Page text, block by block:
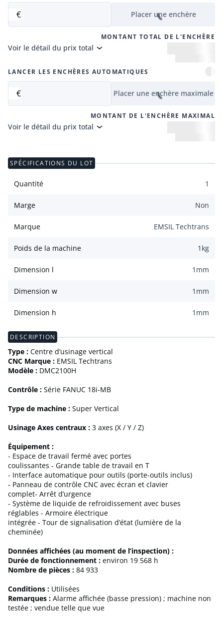
€ Placer une enchère
MONTANT TOTAL DE L'ENCHÈRE
Voir le détail du prix total
LANCER LES ENCHÈRES AUTOMATIQUES
€ Placer une enchère maximale
MONTANT DE L'ENCHÈRE MAXIMAL
Voir le détail du prix total
SPÉCIFICATIONS DU LOT
Quantité 1
Marge Non
Marque EMSIL Techtrans
Poids de la machine 1 kg
Dimension l 1 mm
Dimension w 1 mm
Dimension h 1 mm
DESCRIPTION
Type : Centre d’usinage vertical
CNC Marque : EMSIL Techtrans
Modèle : DMC2100H
Contrôle : Série FANUC 18i-MB
Type de machine : Super Vertical
Usinage Axes centraux : 3 axes (X / Y / Z)
Équipement :
- Espace de travail fermé avec portes
coulissantes - Grande table de travail en T
- Interface automatique pour outils (porte-outils inclus)
- Panneau de contrôle CNC avec écran et clavier
complet- Arrêt d’urgence
- Système de liquide de refroidissement avec buses
réglables - Armoire électrique
intégrée - Tour de signalisation d’état (lumière de la
cheminée)
Données affichées (au moment de l’inspection) :
Durée de fonctionnement : environ 19 568 h
Nombre de pièces : 84 933
Conditions : Utilisées
Remarques : Alarme affichée (basse pression) ; machine non
testée ; vendue telle que vue